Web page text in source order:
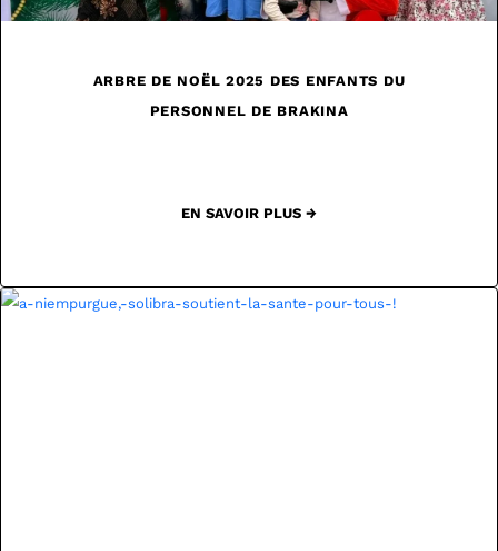
ARBRE DE NOËL 2025 DES ENFANTS DU
PERSONNEL DE BRAKINA
EN SAVOIR PLUS →